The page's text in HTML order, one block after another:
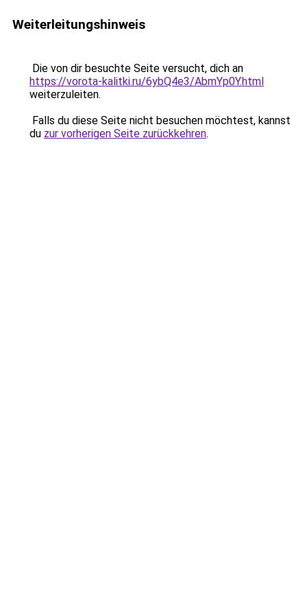
Weiterleitungshinweis
Die von dir besuchte Seite versucht, dich an
https://vorota-kalitki.ru/6ybQ4e3/AbmYp0Y.html
weiterzuleiten.
Falls du diese Seite nicht besuchen möchtest, kannst
du zur vorherigen Seite zurückkehren.